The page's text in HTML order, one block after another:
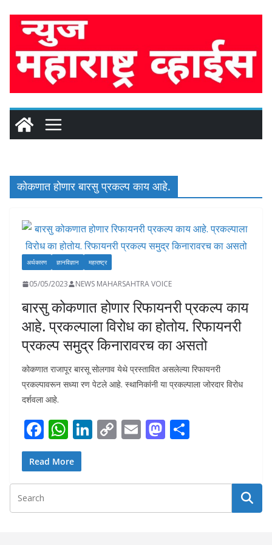
कोकणात होणार बारसु प्रकल्प काय आहे.
अर्थकारण ज्ञानविज्ञान महाराष्ट्र
05/05/2023 NEWS MAHARSAHTRA VOICE
बारसु कोकणात होणार रिफायनरी प्रकल्प काय
आहे. प्रकल्पाला विरोध का होतोय. रिफायनरी
प्रकल्प समुद्र किनारावरच का असतो
कोकणात राजापूर बारसू सोलगाव येथे प्रस्तावित असलेल्या रिफायनरी
प्रकल्पावरून सध्या रण पेटले आहे. स्थानिकांनी या प्रकल्पाला जोरदार विरोध
दर्शवला आहे.
F
ac
e
b
o
W
h
at
s
A
Li
e
dI
C
y
Li
E
l
M
d
o
e
Read More